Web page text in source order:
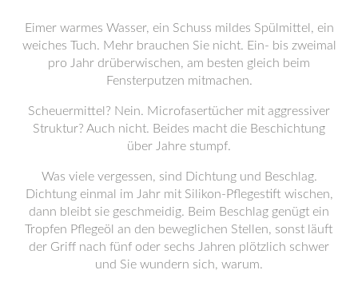
Eimer warmes Wasser, ein Schuss mildes Spülmittel, ein
weiches Tuch. Mehr brauchen Sie nicht. Ein- bis zweimal
pro Jahr drüberwischen, am besten gleich beim
Fensterputzen mitmachen.
Scheuermittel? Nein. Microfasertücher mit aggressiver
Struktur? Auch nicht. Beides macht die Beschichtung
über Jahre stumpf.
Was viele vergessen, sind Dichtung und Beschlag.
Dichtung einmal im Jahr mit Silikon-Pflegestift wischen,
dann bleibt sie geschmeidig. Beim Beschlag genügt ein
Tropfen Pflegeöl an den beweglichen Stellen, sonst läuft
der Griff nach fünf oder sechs Jahren plötzlich schwer
und Sie wundern sich, warum.